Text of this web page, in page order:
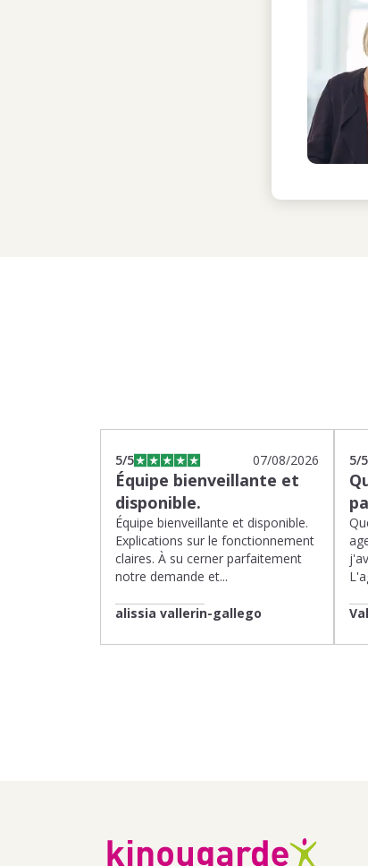
5/5 07/08/2026
Équipe bienveillante et
disponible.
Équipe bienveillante et disponible.
Explications sur le fonctionnement
claires. À su cerner parfaitement
notre demande et...
alissia vallerin-gallego
5/5